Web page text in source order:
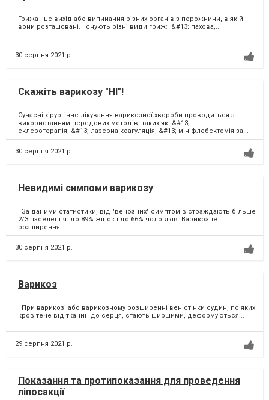
Грижа - це вихід або випинання різних органів з порожнини, в якій
вони розташовані. Існують різні види гриж: &#13; пахова,...
30 серпня 2021 р.
Скажіть варикозу "НІ"!
Сучасні хірургічне лікування варикозної хвороби проводиться з
використанням передових методів, таких як: &#13;
склеротерапія, &#13; лазерна коагуляція, &#13; мініфлебектомія за...
30 серпня 2021 р.
Невидимі симпоми варикозу
За даними статистики, від "венозних" симптомів страждають більше
2/3 населення: до 89% жінок і до 66% чоловіків. Варикозне
розширення...
30 серпня 2021 р.
Варикоз
При варикозі або варикозному розширенні вен стінки судин, по яких
кров тече від тканин до серця, стають ширшими, деформуються...
29 серпня 2021 р.
Показання та протипоказання для проведення
ліпосакції